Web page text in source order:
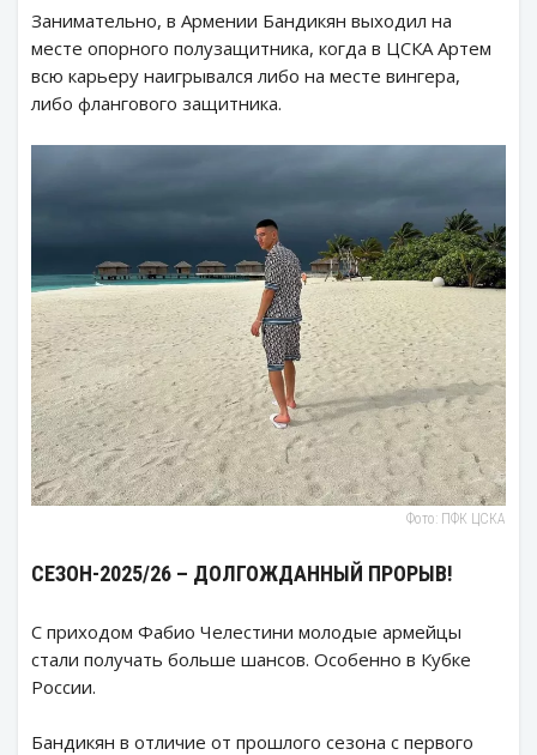
Занимательно, в Армении Бандикян выходил на
месте опорного полузащитника, когда в ЦСКА Артем
всю карьеру наигрывался либо на месте вингера,
либо флангового защитника.
Фото: ПФК ЦСКА
СЕЗОН-2025/26 – ДОЛГОЖДАННЫЙ ПРОРЫВ!
С приходом Фабио Челестини молодые армейцы
стали получать больше шансов. Особенно в Кубке
России.
Бандикян в отличие от прошлого сезона с первого